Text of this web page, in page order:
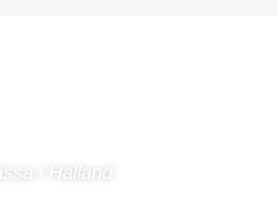
i Halland